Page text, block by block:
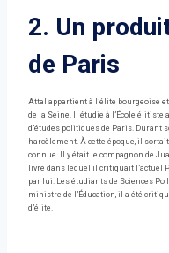
2. Un
de Paris
Attal appartient à l’élite bourgeoise
de la Seine. Il étudie à l’École
d’études politiques de Paris. Durant
harcèlement. À cette époque, il
connue. Il y était le compagnon de
livre dans lequel il critiquait l’actuel
par lui. Les étudiants de Sciences
ministre de l’Éducation, il a été
d’élite.